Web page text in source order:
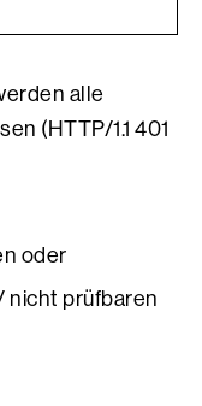
alle
(HTTP/1.1 401
oder
nicht prüfbaren